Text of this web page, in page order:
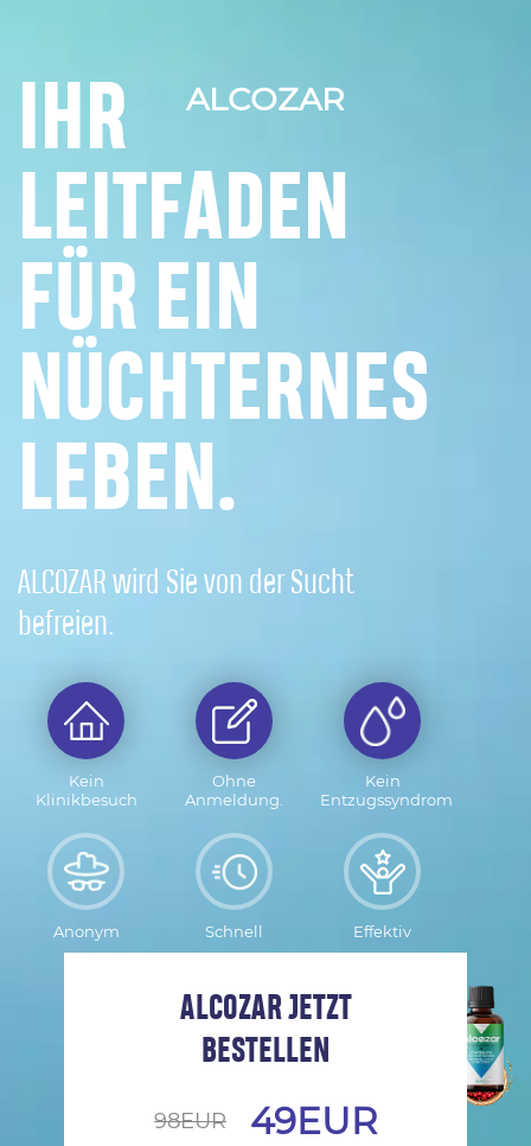
ALCOZAR
IHR
LEITFADEN
FÜR EIN
NÜCHTERNES
LEBEN.
ALCOZAR wird Sie von der Sucht
befreien.
Kein
Klinikbesuch
Ohne
Anmeldung.
Kein
Entzugssyndrom
Anonym Schnell Effektiv
ALCOZAR JETZT
BESTELLEN
98EUR 49EUR